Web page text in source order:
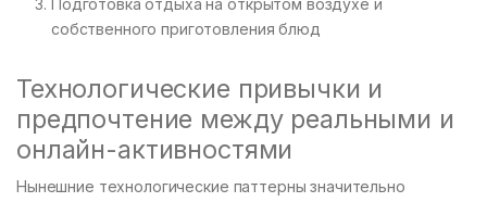
Подготовка отдыха на открытом воздухе и
собственного приготовления блюд
Технологические привычки и
предпочтение между реальными и
онлайн-активностями
Нынешние технологические паттерны значительно